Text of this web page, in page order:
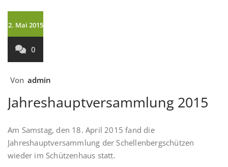
2. Mai 2015
0
Von admin
Jahreshauptversammlung 2015
Am Samstag, den 18. April 2015 fand die
Jahreshauptversammlung der Schellenbergschützen
wieder im Schützenhaus statt.